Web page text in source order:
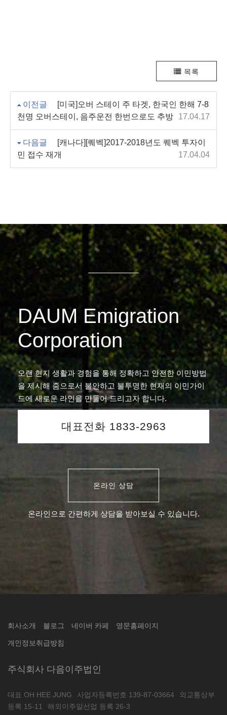
목록
이전글
[미국]오버 스테이 주 타겟, 한국인 한해 7-8
천명 오버스테이, 음주운전 한번으로도 추방
17.04.17
다음글
[캐나다][퀘벡]2017-2018년도 퀘벡 투자이
민 접수 재개
17.04.04
DAUM Emigration
Corporation
오랜 현지 생활과 경험을 통해 정확하고 안전한 이민방법
을 제시해 줌으로서 불안하고 불투명한 현재의 이민가이
드에 새로운 라인을 만들어 드리고자 합니다.
대표전화 1833-2963
온라인 상담
온라인으로 간편하게 상담을 받아보실 수 있습니다.
회사소개 블로그 네이버 카페 영문홈페이지
개인정보취급방침
주식회사 다음이주법인
대표 OH HEE JUNG 사업자등록번호 139-87-03664
외교통상부
등록 15-11
해외이주알선업 등록 26-3